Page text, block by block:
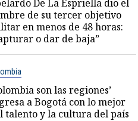
De La Espriella dio el
de su tercer objetivo
en menos de 48 horas:
o dar de baja”
son las regiones’
a Bogotá con lo mejor
talento y la cultura del país